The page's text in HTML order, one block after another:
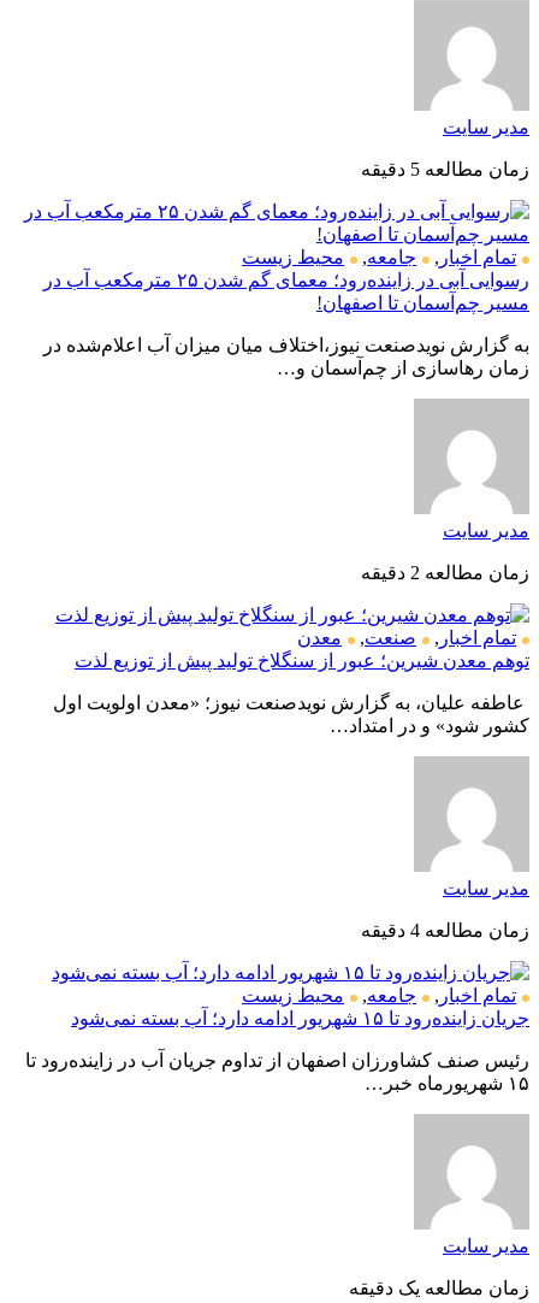
مدیر سایت
زمان مطالعه 5 دقیقه
تمام اخبار , جامعه,
محیط زیست
رسوایی آبی در زاینده‌رود؛ معمای گم شدن ۲۵ مترمکعب آب در
مسیر چم‌آسمان تا اصفهان!
به گزارش نویدصنعت نیوز،اختلاف میان میزان آب اعلام‌شده در
زمان رهاسازی از چم‌آسمان و…
مدیر سایت
زمان مطالعه 2 دقیقه
تمام اخبار , صنعت,
معدن
توهم معدن شیرین؛ عبور از سنگلاخ تولید پیش از توزیع لذت
عاطفه علیان، به گزارش نویدصنعت نیوز؛ «معدن اولویت اول
کشور شود» و در امتداد…
مدیر سایت
زمان مطالعه 4 دقیقه
تمام اخبار , جامعه,
محیط زیست
جریان زاینده‌رود تا ۱۵ شهریور ادامه دارد؛ آب بسته نمی‌شود
رئیس صنف کشاورزان اصفهان از تداوم جریان آب در زاینده‌رود تا
۱۵ شهریورماه خبر…
مدیر سایت
زمان مطالعه یک دقیقه